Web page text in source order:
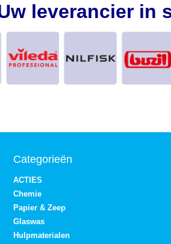
leverancier in
Categorieën
ACTIES
Chemie
Papier & Zeep
Glaswas
Hulpmaterialen